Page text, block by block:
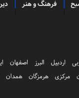
فرهنگ و هنر
اردبیل البرز اصفهان
مرکزی هرمزگان همدان